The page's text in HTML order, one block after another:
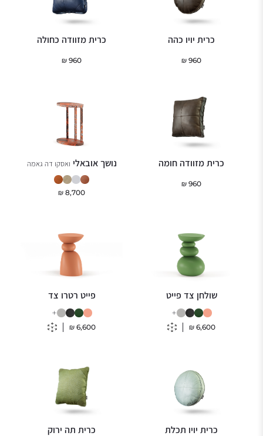
כרית יויו כהה
960
₪
כרית מזוודה כחולה
960
₪
כרית מזוודה חומה
960
₪
נושך אובאלי ואסקו דה גאמה
8,700
₪
שולחן צד פייט
6,600
₪
+
פייט רטרו צד
6,600
₪
+
כרית יויו תכלת כרית תה ירוק